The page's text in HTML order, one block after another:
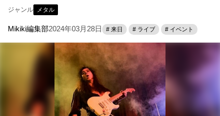
ジャンル メタル
Mikiki編集部2024年03月28日 # 来日 # ライブ # イベント